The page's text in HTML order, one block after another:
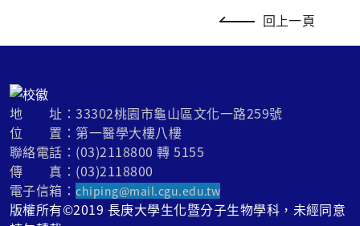
回上一頁
地 址：33302桃園市龜山區文化一路259號
位 置：第一醫學大樓八樓
聯絡電話：(03)2118800 轉 5155
傳 真：(03)2118800
電子信箱：chiping@mail.cgu.edu.tw
版權所有©2019 長庚大學生化暨分子生物學科，未經同意